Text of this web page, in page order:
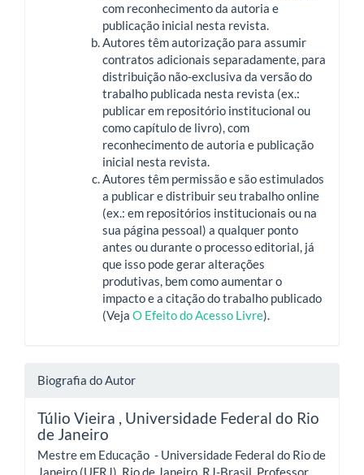
com reconhecimento da autoria e
publicação inicial nesta revista.
Autores têm autorização para assumir
contratos adicionais separadamente, para
distribuição não-exclusiva da versão do
trabalho publicada nesta revista (ex.:
publicar em repositório institucional ou
como capítulo de livro), com
reconhecimento de autoria e publicação
inicial nesta revista.
Autores têm permissão e são estimulados
a publicar e distribuir seu trabalho online
(ex.: em repositórios institucionais ou na
sua página pessoal) a qualquer ponto
antes ou durante o processo editorial, já
que isso pode gerar alterações
produtivas, bem como aumentar o
impacto e a citação do trabalho publicado
(Veja O Efeito do Acesso Livre).
Biografia do Autor
Túlio Vieira , Universidade Federal do Rio
de Janeiro
Mestre em Educação - Universidade Federal do Rio de
Janeiro (UFRJ). Rio de Janeiro, RJ-Brasil. Professor